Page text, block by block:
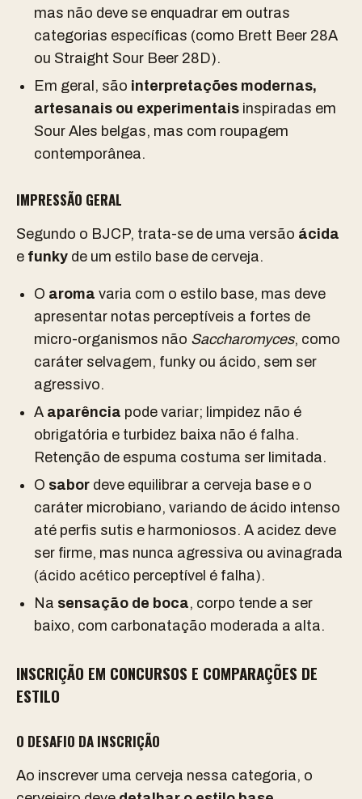
mas não deve se enquadrar em outras
categorias específicas (como Brett Beer 28A
ou Straight Sour Beer 28D).
Em geral, são interpretações modernas,
artesanais ou experimentais inspiradas em
Sour Ales belgas, mas com roupagem
contemporânea.
IMPRESSÃO GERAL
Segundo o BJCP, trata-se de uma versão ácida
e funky de um estilo base de cerveja.
O aroma varia com o estilo base, mas deve
apresentar notas perceptíveis a fortes de
micro-organismos não Saccharomyces, como
caráter selvagem, funky ou ácido, sem ser
agressivo.
A aparência pode variar; limpidez não é
obrigatória e turbidez baixa não é falha.
Retenção de espuma costuma ser limitada.
O sabor deve equilibrar a cerveja base e o
caráter microbiano, variando de ácido intenso
até perfis sutis e harmoniosos. A acidez deve
ser firme, mas nunca agressiva ou avinagrada
(ácido acético perceptível é falha).
Na sensação de boca, corpo tende a ser
baixo, com carbonatação moderada a alta.
INSCRIÇÃO EM CONCURSOS E COMPARAÇÕES DE
ESTILO
O DESAFIO DA INSCRIÇÃO
Ao inscrever uma cerveja nessa categoria, o